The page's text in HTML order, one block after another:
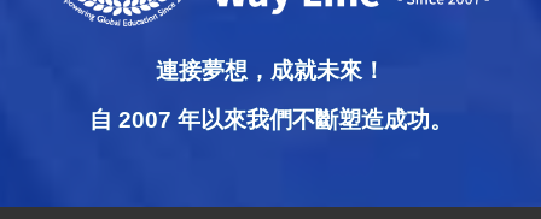
連接夢想，成就未來！
自 2007 年以來我們不斷塑造成功。